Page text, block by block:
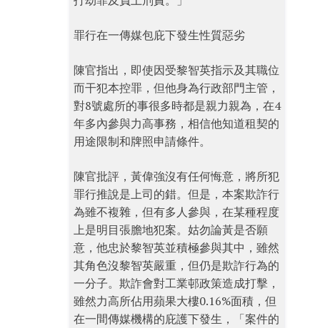
罪行在一傳媒包庇下發生性質惡劣
陳官指出，即使因受黎智英指示及其職位
而干犯本控罪，但他身為行政部門主管，
對8號處所的事很多時都是親力親為，在4
年多內參與力高事務，相信他知道租契的
用途限制和牌照申請條件。
陳官批評，黃偉強沒有任何悔意，將所犯
罪行推說是上司的錯。但是，本案欺詐行
為雖不複雜，但有多人參與，在某種程度
上是明目張膽地犯案。姑勿論黃是否願
意，他忠於黎智英並積極參與其中，雖然
其角色沒黎智英嚴重，但仍是欺詐行為的
一分子。欺詐會對工業邨政策造成打擊，
雖然力高所佔用蘋果大樓0.16%面積，但
在一間傳媒機構的庇護下發生，「案件的